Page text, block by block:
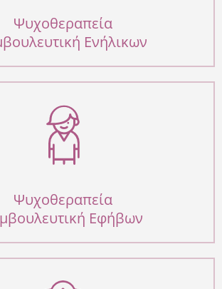
Ψυχοθεραπεία
Ενήλικων
Ψυχοθεραπεία
Εφήβων